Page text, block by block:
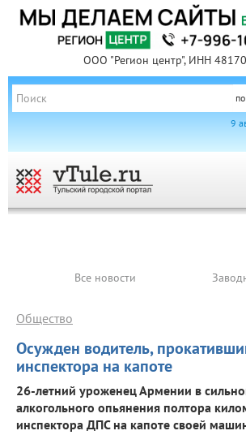
ООО "Регион центр", ИНН
9
Все новости
Осужден водитель,
инспектора на капоте
Общество
26-летний уроженец Армении в
алкогольного опьянения полтора
инспектора ДПС на капоте своей